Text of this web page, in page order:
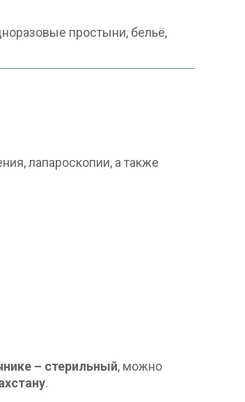
простыни, бельё,
лапароскопии, а также
– стерильный, можно
.